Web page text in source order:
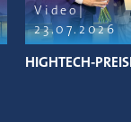
Video
23.07.2026
HIGHTECH-